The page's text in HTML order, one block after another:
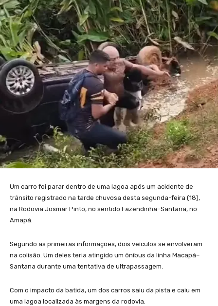
Um carro foi parar dentro de uma lagoa após um acidente de
trânsito registrado na tarde chuvosa desta segunda-feira (18),
na Rodovia Josmar Pinto, no sentido Fazendinha–Santana, no
Amapá.
Segundo as primeiras informações, dois veículos se envolveram
na colisão. Um deles teria atingido um ônibus da linha Macapá–
Santana durante uma tentativa de ultrapassagem.
Com o impacto da batida, um dos carros saiu da pista e caiu em
uma lagoa localizada às margens da rodovia.